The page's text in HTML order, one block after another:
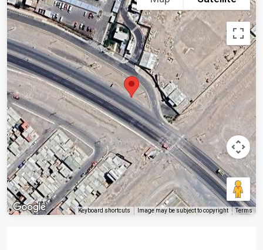
Keyboard shortcuts Image may be subject to copyright Terms